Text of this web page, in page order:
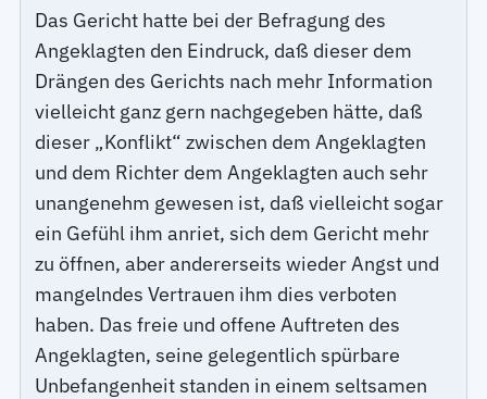
Das Gericht hatte bei der Befragung des
Angeklagten den Eindruck, daß dieser dem
Drängen des Gerichts nach mehr Information
vielleicht ganz gern nachgegeben hätte, daß
dieser „Konflikt“ zwischen dem Angeklagten
und dem Richter dem Angeklagten auch sehr
unangenehm gewesen ist, daß vielleicht sogar
ein Gefühl ihm anriet, sich dem Gericht mehr
zu öffnen, aber andererseits wieder Angst und
mangelndes Vertrauen ihm dies verboten
haben. Das freie und offene Auftreten des
Angeklagten, seine gelegentlich spürbare
Unbefangenheit standen in einem seltsamen